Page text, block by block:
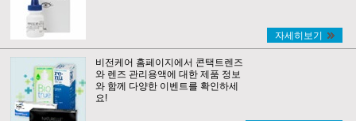
자세히보기
비전케어 홈페이지에서 콘택트렌즈
와 렌즈 관리용액에 대한 제품 정보
와 함께 다양한 이벤트를 확인하세
요!